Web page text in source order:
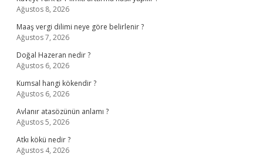
Ağustos 8, 2026
Maaş vergi dilimi neye göre belirlenir ?
Ağustos 7, 2026
Doğal Hazeran nedir ?
Ağustos 6, 2026
Kumsal hangi kökendir ?
Ağustos 6, 2026
Avlanır atasözünün anlamı ?
Ağustos 5, 2026
Atkı kökü nedir ?
Ağustos 4, 2026